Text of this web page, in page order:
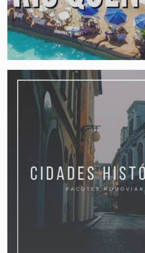
CALDAS NOVAS
Viagens para a família
Caldas Novas e Rio Quente. Aéreo e
sob-consulta
» Veja mais...